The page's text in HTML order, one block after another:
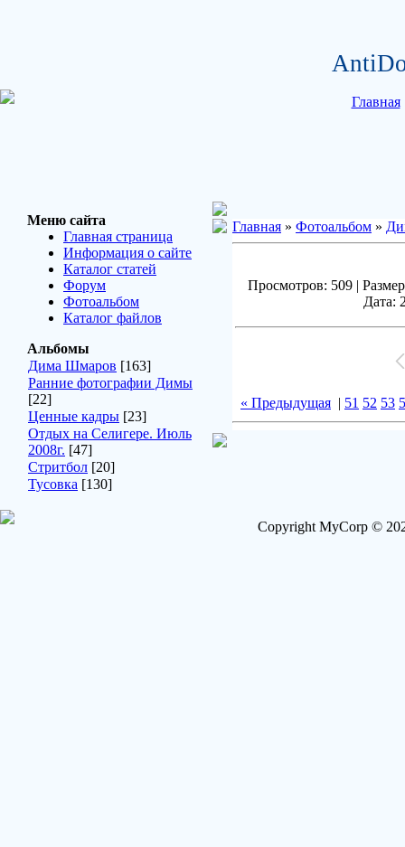
Главная
Меню сайта
Главная страница
Информация о сайте
Каталог статей
Форум
Фотоальбом
Каталог файлов
Альбомы
Дима Шмаров [163]
Ранние фотографии Димы
[22]
Ценные кадры [23]
Отдых на Селигере. Июль
2008г. [47]
Стритбол [20]
Тусовка [130]
Главная » Фотоальбом »
Просмотров: 509 |
Дата:
« Предыдущая | 51 52 53
Copyright MyCorp ©